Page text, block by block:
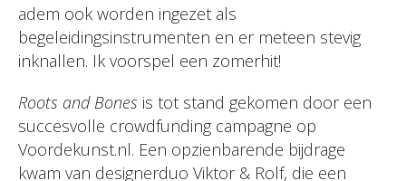
adem ook worden ingezet als
begeleidingsinstrumenten en er meteen stevig
inknallen. Ik voorspel een zomerhit!
Roots and Bones is tot stand gekomen door een
succesvolle crowdfunding campagne op
Voordekunst.nl. Een opzienbarende bijdrage
kwam van designerduo Viktor & Rolf, die een